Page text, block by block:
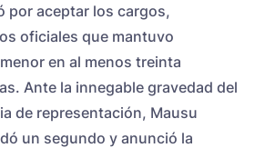
por aceptar los cargos,
oficiales que mantuvo
en al menos treinta
Ante la innegable gravedad del
de representación, Mausu
un segundo y anunció la